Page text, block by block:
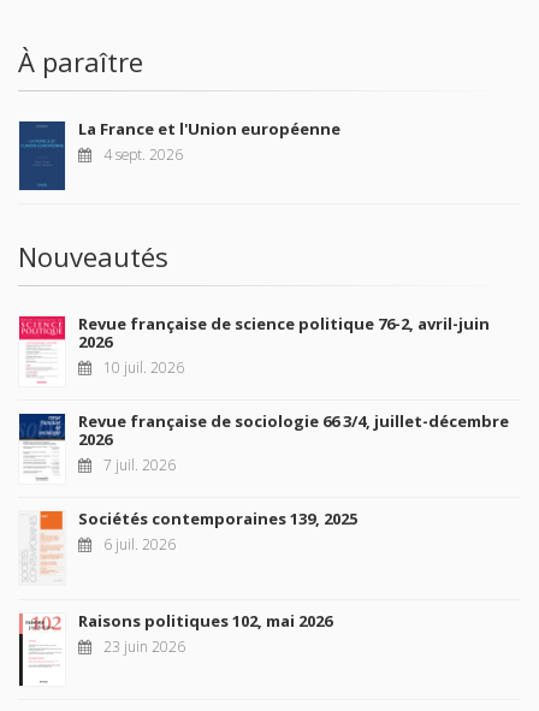
À paraître
La France et l'Union européenne
4 sept. 2026
Nouveautés
Revue française de science politique 76-2, avril-juin
2026
10 juil. 2026
Revue française de sociologie 66 3/4, juillet-décembre
2026
7 juil. 2026
Sociétés contemporaines 139, 2025
6 juil. 2026
Raisons politiques 102, mai 2026
23 juin 2026